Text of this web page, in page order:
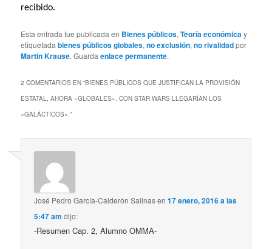
recibido.
Esta entrada fue publicada en Bienes públicos,Teoría económicay
etiquetadabienes públicos globales,no exclusión,no rivalidadpor
Martin Krause. Guardaenlace permanente.
2 COMENTARIOS EN “BIENES PÚBLICOS QUE JUSTIFICAN LA PROVISIÓN
ESTATAL, AHORA «GLOBALES». CON STAR WARS LLEGARÍAN LOS
«GALÁCTICOS».”
José Pedro García-Calderón Salinasen17 enero, 2016 a las
5:47 am dijo:
-Resumen Cap. 2, Alumno OMMA-